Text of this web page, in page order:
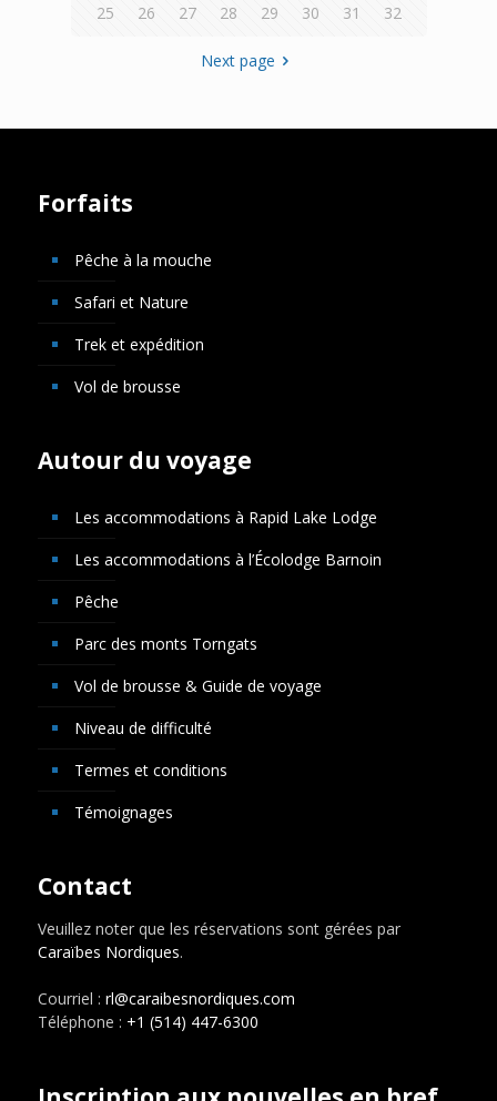
25
26 27 28 29 30 31 32
Next page
Forfaits
Pêche à la mouche
Safari et Nature
Trek et expédition
Vol de brousse
Autour du voyage
Les accommodations à Rapid Lake Lodge
Les accommodations à l’Écolodge Barnoin
Pêche
Parc des monts Torngats
Vol de brousse & Guide de voyage
Niveau de difficulté
Termes et conditions
Témoignages
Contact
Veuillez noter que les réservations sont gérées par
Caraïbes Nordiques.
Courriel : rl@caraibesnordiques.com
Téléphone : +1 (514) 447-6300